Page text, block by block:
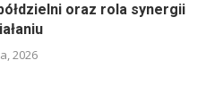
oraz rola synergii
2026